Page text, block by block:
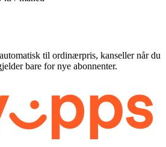
til ordinærpris, kanseller når du
bare for nye abonnenter.